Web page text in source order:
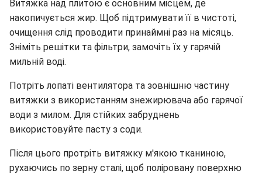
Витяжка над плитою є основним місцем, де
накопичується жир. Щоб підтримувати її в чистоті,
очищення слід проводити принаймні раз на місяць.
Зніміть решітки та фільтри, замочіть їх у гарячій
мильній воді.
Потріть лопаті вентилятора та зовнішню частину
витяжки з використанням знежирювача або гарячої
води з милом. Для стійких забруднень
використовуйте пасту з соди.
Після цього протріть витяжку м'якою тканиною,
рухаючись по зерну сталі, щоб поліровану поверхню